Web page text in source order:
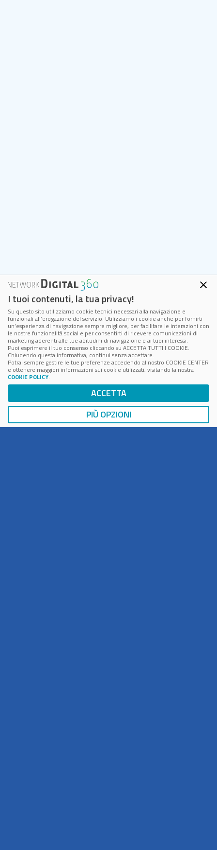
I tuoi contenuti, la tua privacy!
Su questo sito utilizziamo cookie tecnici necessari alla navigazione e
funzionali all’erogazione del servizio. Utilizziamo i cookie anche per fornirti
un’esperienza di navigazione sempre migliore, per facilitare le interazioni con
le nostre funzionalità social e per consentirti di ricevere comunicazioni di
marketing aderenti alle tue abitudini di navigazione e ai tuoi interessi.
Puoi esprimere il tuo consenso cliccando su ACCETTA TUTTI I COOKIE.
Chiudendo questa informativa, continui senza accettare.
Potrai sempre gestire le tue preferenze accedendo al nostro COOKIE CENTER
e ottenere maggiori informazioni sui cookie utilizzati, visitando la nostra
COOKIE POLICY.
ACCETTA
PIÙ OPZIONI